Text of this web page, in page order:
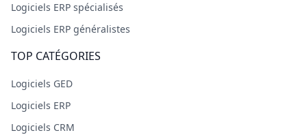
Logiciels ERP spécialisés
Logiciels ERP généralistes
TOP CATÉGORIES
Logiciels GED
Logiciels ERP
Logiciels CRM